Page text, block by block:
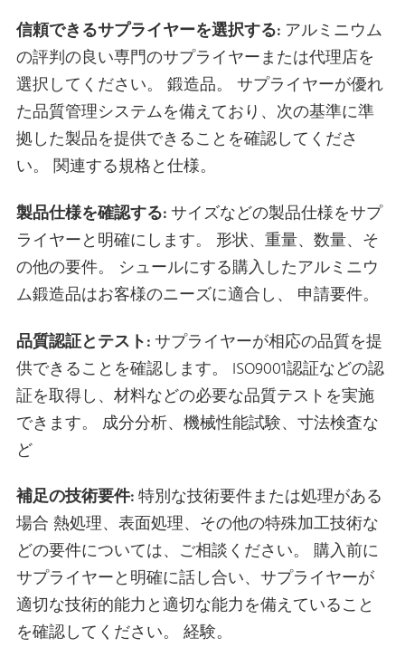
信頼できるサプライヤーを選択する: アルミニウム
の評判の良い専門のサプライヤーまたは代理店を
選択してください。 鍛造品。 サプライヤーが優れ
た品質管理システムを備えており、次の基準に準
拠した製品を提供できることを確認してくださ
い。 関連する規格と仕様。
製品仕様を確認する:サイズなどの製品仕様をサプ
ライヤーと明確にします。 形状、重量、数量、そ
の他の要件。 シュールにする購入したアルミニウ
ム鍛造品はお客様のニーズに適合し、 申請要件。
品質認証とテスト:サプライヤーが相応の品質を提
供できることを確認します。 ISO9001認証などの認
証を取得し、材料などの必要な品質テストを実施
できます。 成分分析、機械性能試験、寸法検査な
ど
補足の技術要件:特別な技術要件または処理がある
場合 熱処理、表面処理、その他の特殊加工技術な
どの要件については、ご相談ください。 購入前に
サプライヤーと明確に話し合い、サプライヤーが
適切な技術的能力と適切な能力を備えていること
を確認してください。 経験。